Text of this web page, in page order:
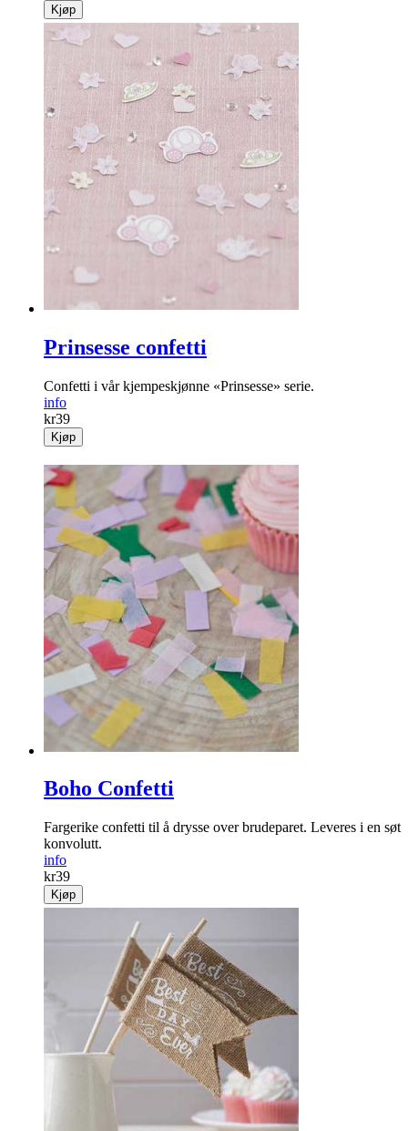
Kjøp
Prinsesse confetti
Confetti i vår kjempeskjønne «Prinsesse» serie.
info
kr39
Kjøp
Boho Confetti
Fargerike confetti til å drysse over brudeparet. Leveres i en søt
konvolutt.
info
kr39
Kjøp